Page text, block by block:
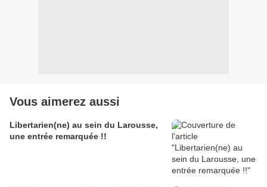
Vous aimerez aussi
Libertarien(ne) au sein du Larousse,
une entrée remarquée !!